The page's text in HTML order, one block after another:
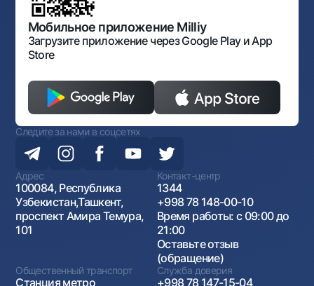
Открытые данные
Антимонопольный комплаенс
Мобильное приложение Milliy
Загрузите приложение через Google Play и App
Store
Следите за нами в соцсетях
Адрес
100084, Республика
Узбекистан,Ташкент,
проспект Амира Темура,
101
Контакт-центр
1344
+998 78 148-00-10
Время работы: с 09:00 до
21:00
Оставьте отзыв
(обращение)
Общественный транспорт
Станция метро
Служба доверия
+998 78 147-15-04